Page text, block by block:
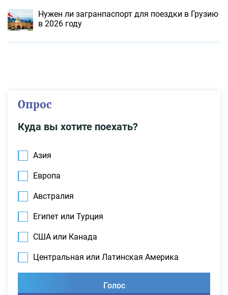
Нужен ли загранпаспорт для поездки в Грузию
в 2026 году
Опрос
Куда вы хотите поехать?
Азия
Европа
Австралия
Египет или Турция
США или Канада
Центральная или Латинская Америка